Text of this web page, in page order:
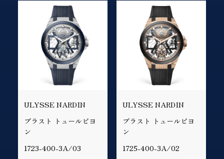
ULYSSE NARDIN
ブラスト トュールビヨ
ン
1723-400-3A/03
ULYSSE NARDIN
ブラスト トュールビヨ
ン
1725-400-3A/02